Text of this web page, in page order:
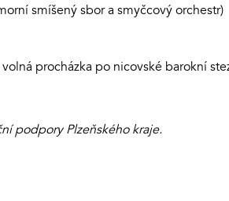
smíšený sbor a smyčcový orchestr)
procházka po nicovské barokní
podpory Plzeňského kraje.